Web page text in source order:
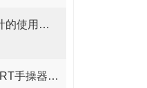
快速掌握智能探针式流量计的使用秘籍
原来这才是解决罗迪克HART手操器常见故障的正确方法！